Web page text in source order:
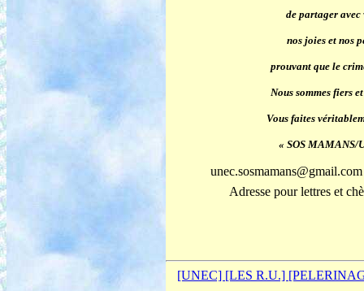
de partager
nos joies et nos
prouvant que le
Nous sommes fiers
Vous faites
« SOS MAMANS/
Adresse pour lettres et
[UNEC] [LES R.U.]